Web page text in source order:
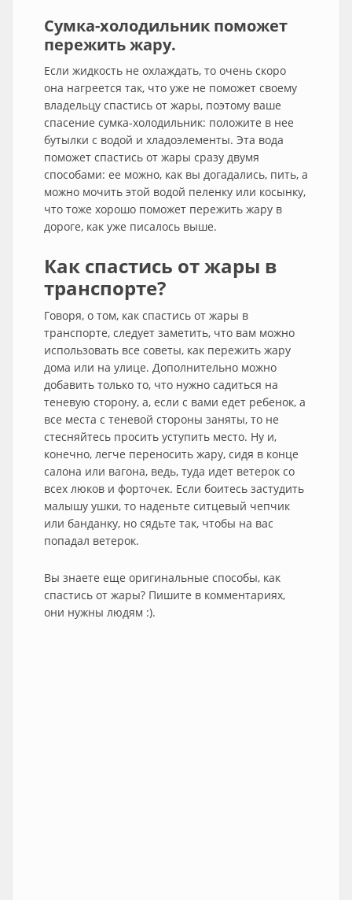
Сумка-холодильник поможет
пережить жару.
Если жидкость не охлаждать, то очень скоро
она нагреется так, что уже не поможет своему
владельцу спастись от жары, поэтому ваше
спасение сумка-холодильник: положите в нее
бутылки с водой и хладоэлементы. Эта вода
поможет спастись от жары сразу двумя
способами: ее можно, как вы догадались, пить, а
можно мочить этой водой пеленку или косынку,
что тоже хорошо поможет пережить жару в
дороге, как уже писалось выше.
Как спастись от жары в
транспорте?
Говоря, о том, как спастись от жары в
транспорте, следует заметить, что вам можно
использовать все советы, как пережить жару
дома или на улице. Дополнительно можно
добавить только то, что нужно садиться на
теневую сторону, а, если с вами едет ребенок, а
все места с теневой стороны заняты, то не
стесняйтесь просить уступить место. Ну и,
конечно, легче переносить жару, сидя в конце
салона или вагона, ведь, туда идет ветерок со
всех люков и форточек. Если боитесь застудить
малышу ушки, то наденьте ситцевый чепчик
или банданку, но сядьте так, чтобы на вас
попадал ветерок.
Вы знаете еще оригинальные способы, как
спастись от жары? Пишите в комментариях,
они нужны людям :).